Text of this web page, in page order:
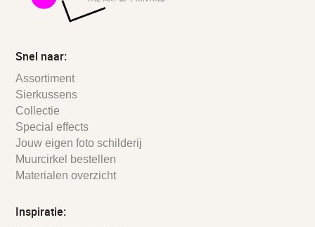
Snel naar:
Assortiment
Sierkussens
Collectie
Special effects
Jouw eigen foto schilderij
Muurcirkel bestellen
Materialen overzicht
Inspiratie: